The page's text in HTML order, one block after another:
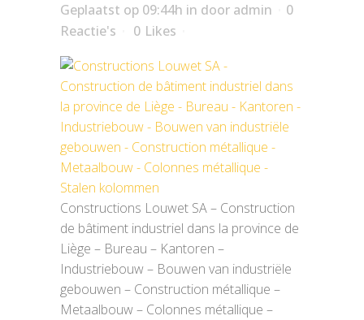
Geplaatst op 09:44h in door admin
0
Reactie's
0 Likes
Constructions Louwet SA – Construction
de bâtiment industriel dans la province de
Liège – Bureau – Kantoren –
Industriebouw – Bouwen van industriële
gebouwen – Construction métallique –
Metaalbouw – Colonnes métallique –